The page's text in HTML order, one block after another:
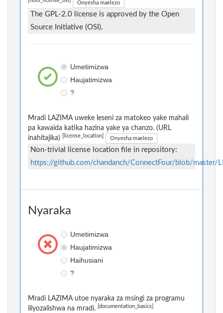
Onyesha maelezo
The GPL-2.0 license is approved by the Open
Source Initiative (OSI).
Umetimizwa
Haujatimizwa
?
Mradi LAZIMA uweke leseni za matokeo yake mahali
pa kawaida katika hazina yake ya chanzo. (URL
inahitajika)
[license_location] Onyesha maelezo
Non-trivial license location file in repository:
https://github.com/chandanch/ConnectFour/blob/master/
Nyaraka
Umetimizwa
Haujatimizwa
Haihusiani
?
Mradi LAZIMA utoe nyaraka za msingi za programu
iliyozalishwa na mradi.
[documentation_basics]